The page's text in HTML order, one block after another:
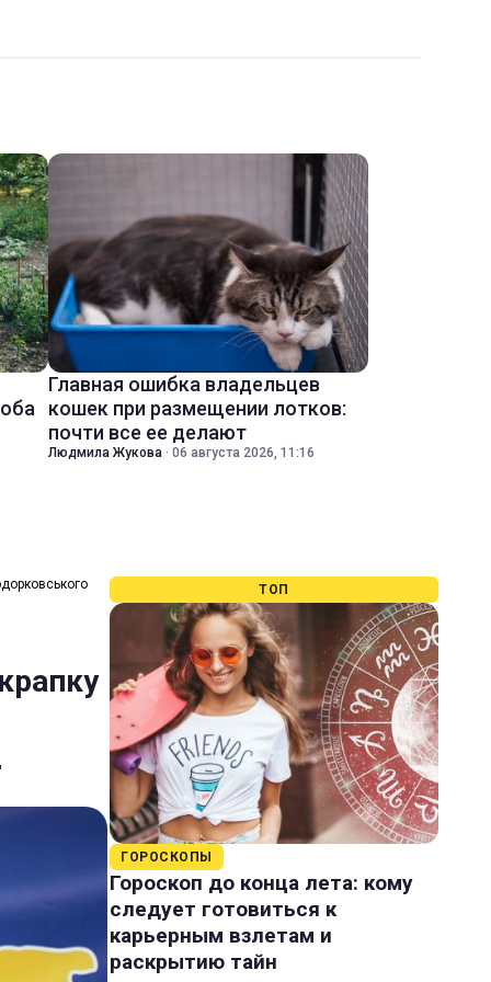
Главная ошибка владельцев
кошек при размещении лотков:
почти все ее делают
Людмила Жукова · 06 августа 2026, 11:16
ТОП
ГОРОСКОПЫ
Гороскоп до конца лета: кому
следует готовиться к
карьерным взлетам и
раскрытию тайн